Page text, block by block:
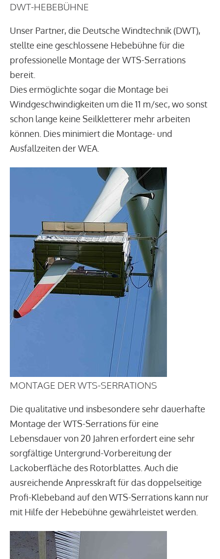
DWT-HEBEBÜHNE
Unser Partner, die Deutsche Windtechnik (DWT),
stellte eine geschlossene Hebebühne für die
professionelle Montage der WTS-Serrations
bereit.
Dies ermöglichte sogar die Montage bei
Windgeschwindigkeiten um die 11 m/sec, wo sonst
schon lange keine Seilkletterer mehr arbeiten
können. Dies minimiert die Montage- und
Ausfallzeiten der WEA.
MONTAGE DER WTS-SERRATIONS
Die qualitative und insbesondere sehr dauerhafte
Montage der WTS-Serrations für eine
Lebensdauer von 20 Jahren erfordert eine sehr
sorgfältige Untergrund-Vorbereitung der
Lackoberfläche des Rotorblattes. Auch die
ausreichende Anpresskraft für das doppelseitige
Profi-Klebeband auf den WTS-Serrations kann nur
mit Hilfe der Hebebühne gewährleistet werden.